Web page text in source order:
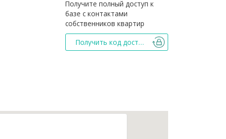
Получите полный доступ к
базе с контактами
собственников квартир
Получить код доступа